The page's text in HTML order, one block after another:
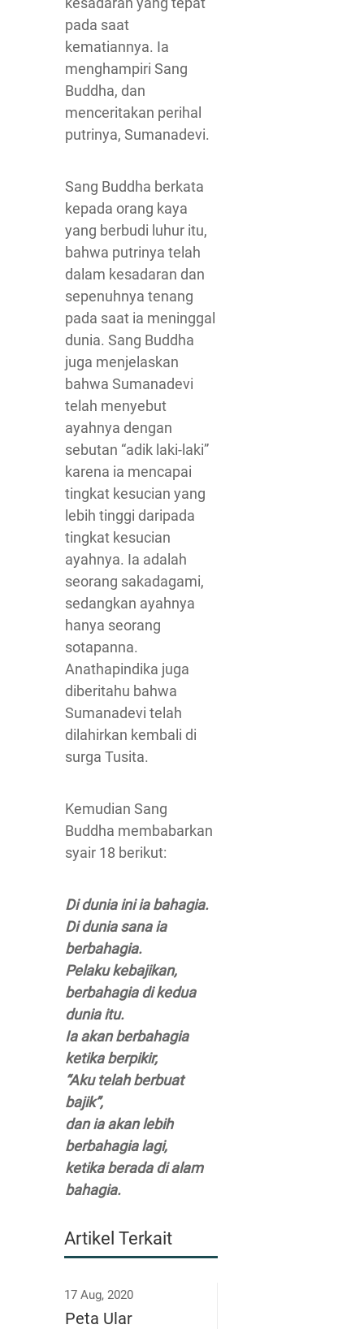
pada saat
kematiannya. Ia
menghampiri Sang
Buddha, dan
menceritakan perihal
putrinya, Sumanadevi.
Sang Buddha berkata
kepada orang kaya
yang berbudi luhur itu,
bahwa putrinya telah
dalam kesadaran dan
sepenuhnya tenang
pada saat ia meninggal
dunia. Sang Buddha
juga menjelaskan
bahwa Sumanadevi
telah menyebut
ayahnya dengan
sebutan “adik laki-laki”
karena ia mencapai
tingkat kesucian yang
lebih tinggi daripada
tingkat kesucian
ayahnya. Ia adalah
seorang sakadagami,
sedangkan ayahnya
hanya seorang
sotapanna.
Anathapindika juga
diberitahu bahwa
Sumanadevi telah
dilahirkan kembali di
surga Tusita.
Kemudian Sang
Buddha membabarkan
syair 18 berikut:
Di dunia ini ia bahagia.
Di dunia sana ia
berbahagia.
Pelaku kebajikan,
berbahagia di kedua
dunia itu.
Ia akan berbahagia
ketika berpikir,
“Aku telah berbuat
bajik”,
dan ia akan lebih
berbahagia lagi,
ketika berada di alam
bahagia.
Artikel Terkait
17 Aug, 2020
Peta Ular